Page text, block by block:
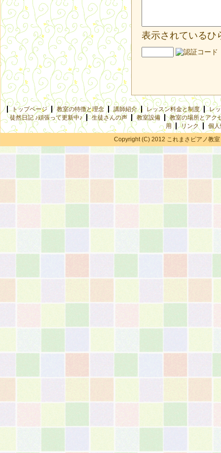
表示されているひ
トップページ 教室の特徴と理念 講師紹介 レッスン料金と制度
レ
徒然日記 ♪頑張って更新中♪
生徒さんの声 教室設備
教室の場所とアク
用
リンク
個
Copyright (C) 2012 これまさピアノ教